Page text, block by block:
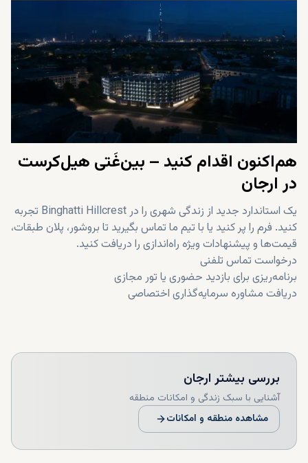
هم‌اکنون اقدام کنید – بین‌غَتی هیل‌کرست
در ارجان
یک استاندارد جدید از زندگی شهری را در Binghatti Hillcrest تجربه
کنید. فرم را پر کنید یا با تیم ما تماس بگیرید تا بروشور، پلان طبقات،
قیمت‌ها و پیشنهادات ویژه راه‌اندازی را دریافت کنید.
درخواست تماس تلفنی
برنامه‌ریزی برای بازدید حضوری یا تور مجازی
دریافت مشاوره سرمایه‌گذاری اختصاصی
بررسی بیشتر ارجان
آشنایی با سبک زندگی و امکانات منطقه
مشاهده منطقه و امکانات